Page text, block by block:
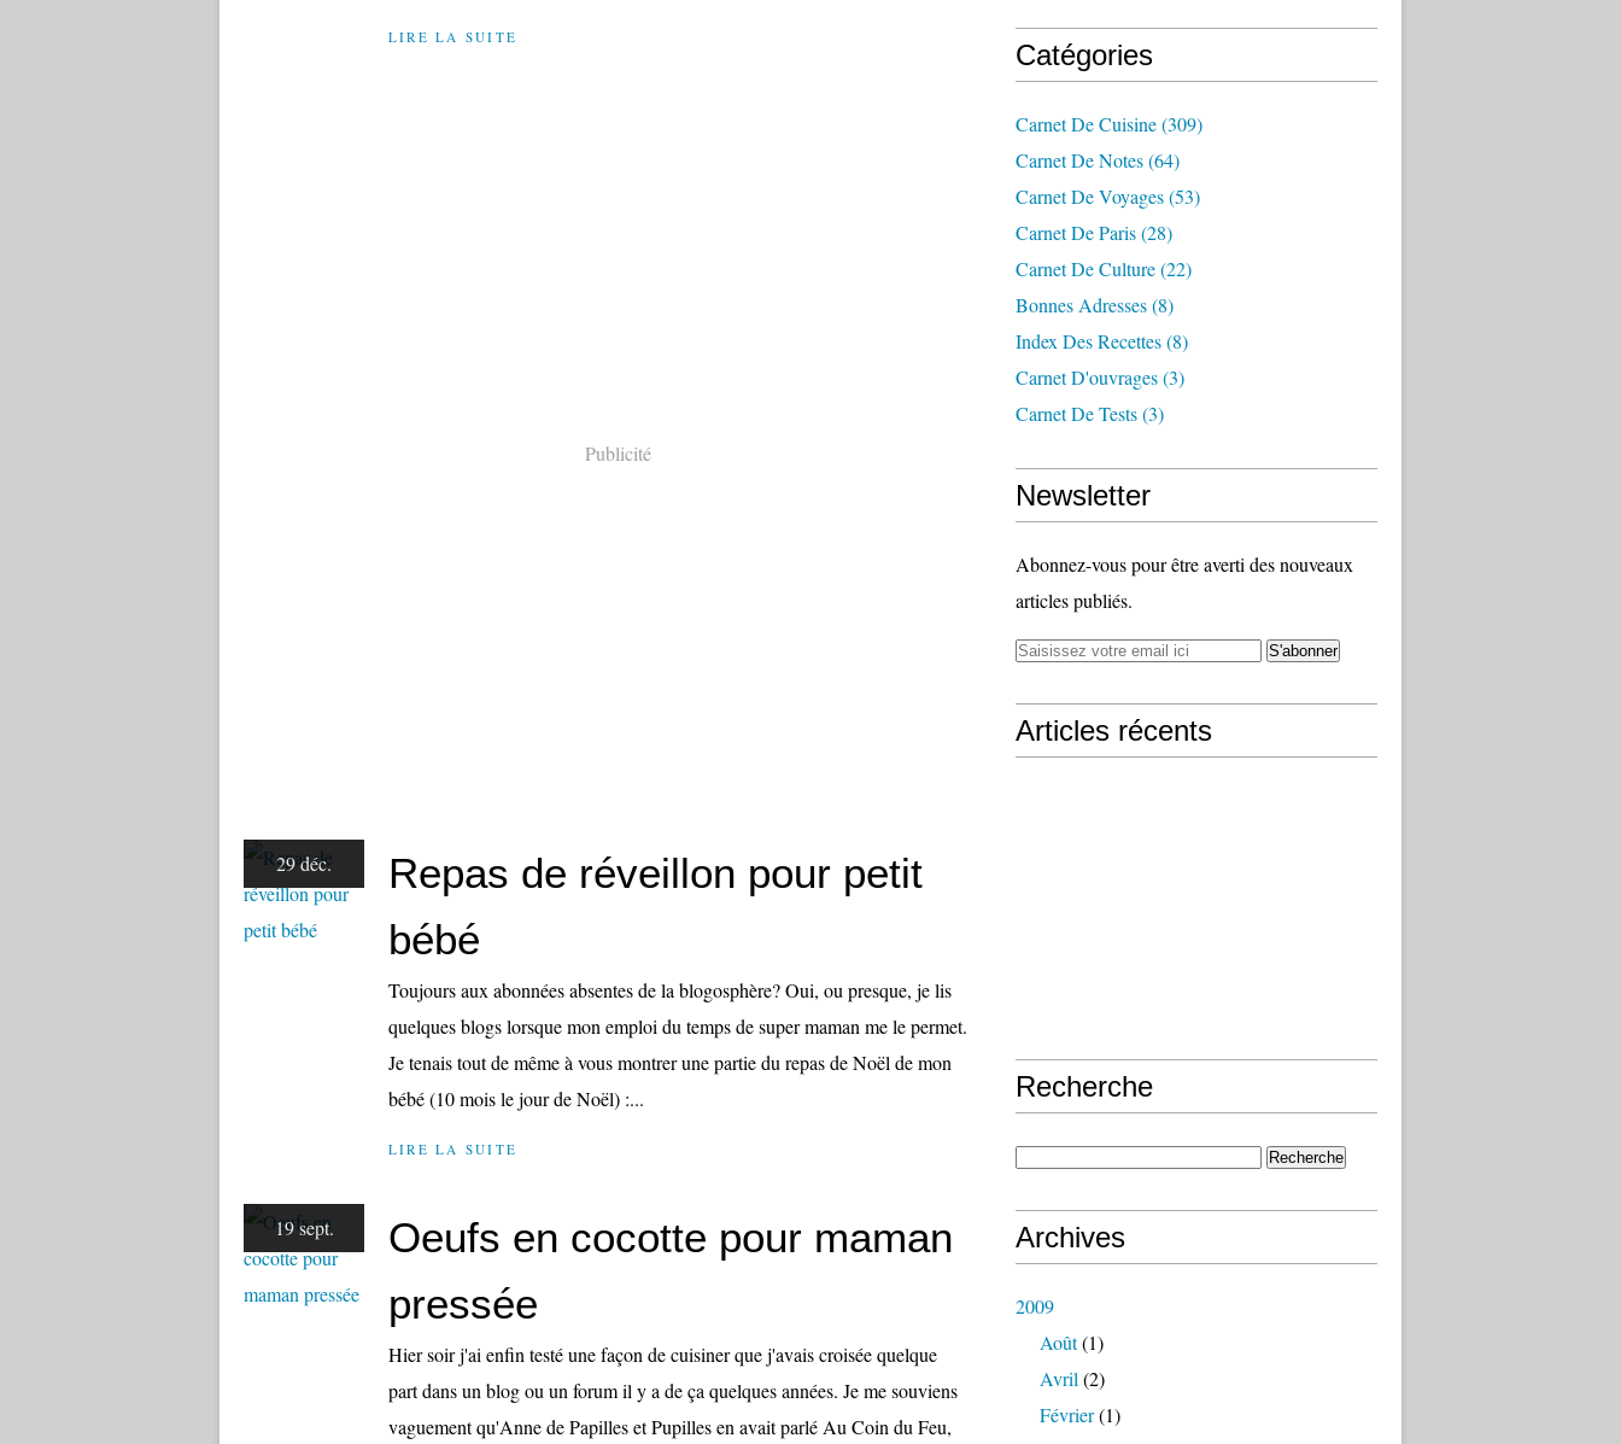
LIRE LA SUITE
Publicité
29 déc.
Repas de réveillon pour petit
bébé
Toujours aux abonnées absentes de la blogosphère? Oui, ou presque, je lis
quelques blogs lorsque mon emploi du temps de super maman me le permet.
Je tenais tout de même à vous montrer une partie du repas de Noël de mon
bébé (10 mois le jour de Noël) :...
LIRE LA SUITE
19 sept.
Oeufs en cocotte pour maman
pressée
Hier soir j'ai enfin testé une façon de cuisiner que j'avais croisée quelque
part dans un blog ou un forum il y a de ça quelques années. Je me souviens
vaguement qu'Anne de Papilles et Pupilles en avait parlé Au Coin du Feu,
Catégories
Carnet De Cuisine(309)
Carnet De Notes(64)
Carnet De Voyages(53)
Carnet De Paris(28)
Carnet De Culture(22)
Bonnes Adresses(8)
Index Des Recettes(8)
Carnet D'ouvrages(3)
Carnet De Tests(3)
Newsletter
Abonnez-vous pour être averti des nouveaux
articles publiés.
Articles récents
Recherche
Archives
2009
Août(1)
Avril (2)
Février(1)